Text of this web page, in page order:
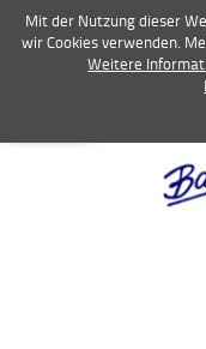
Bagger
Mit der Nutzung dieser
wir Cookies verwenden.
Weitere